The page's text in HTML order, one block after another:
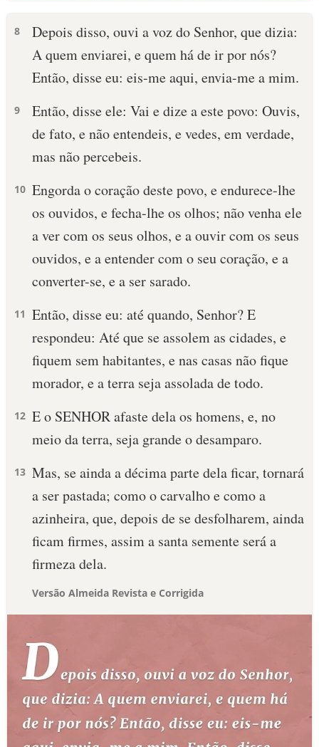
8
Depois disso, ouvi a voz do Senhor, que dizia:
A quem enviarei, e quem há de ir por nós?
Então, disse eu: eis-me aqui, envia-me a mim.
9
Então, disse ele: Vai e dize a este povo: Ouvis,
de fato, e não entendeis, e vedes, em verdade,
mas não percebeis.
10 Engorda o coração deste povo, e endurece-lhe
os ouvidos, e fecha-lhe os olhos; não venha ele
a ver com os seus olhos, e a ouvir com os seus
ouvidos, e a entender com o seu coração, e a
converter-se, e a ser sarado.
11 Então, disse eu: até quando, Senhor? E
respondeu: Até que se assolem as cidades, e
fiquem sem habitantes, e nas casas não fique
morador, e a terra seja assolada de todo.
12 E o SENHOR afaste dela os homens, e, no
meio da terra, seja grande o desamparo.
13 Mas, se ainda a décima parte dela ficar, tornará
a ser pastada; como o carvalho e como a
azinheira, que, depois de se desfolharem, ainda
ficam firmes, assim a santa semente será a
firmeza dela.
Versão Almeida Revista e Corrigida